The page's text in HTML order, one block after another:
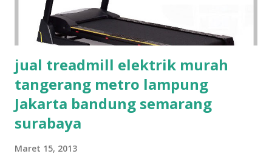
jual treadmill elektrik murah
tangerang metro lampung
Jakarta bandung semarang
surabaya
Maret 15, 2013